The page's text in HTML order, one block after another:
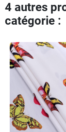
4 autres
catégorie :